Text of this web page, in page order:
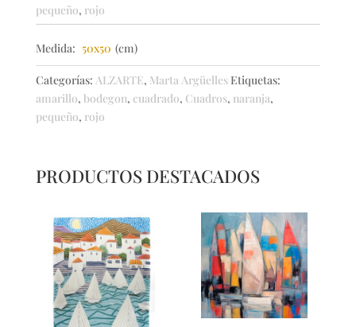
pequeño, rojo
Medida: 50x50 (cm)
Categorías: ALZARTE, Marta Argüelles Etiquetas:
amarillo, bodegon, cuadrado, Cuadros, naranja,
pequeño, rojo
PRODUCTOS DESTACADOS